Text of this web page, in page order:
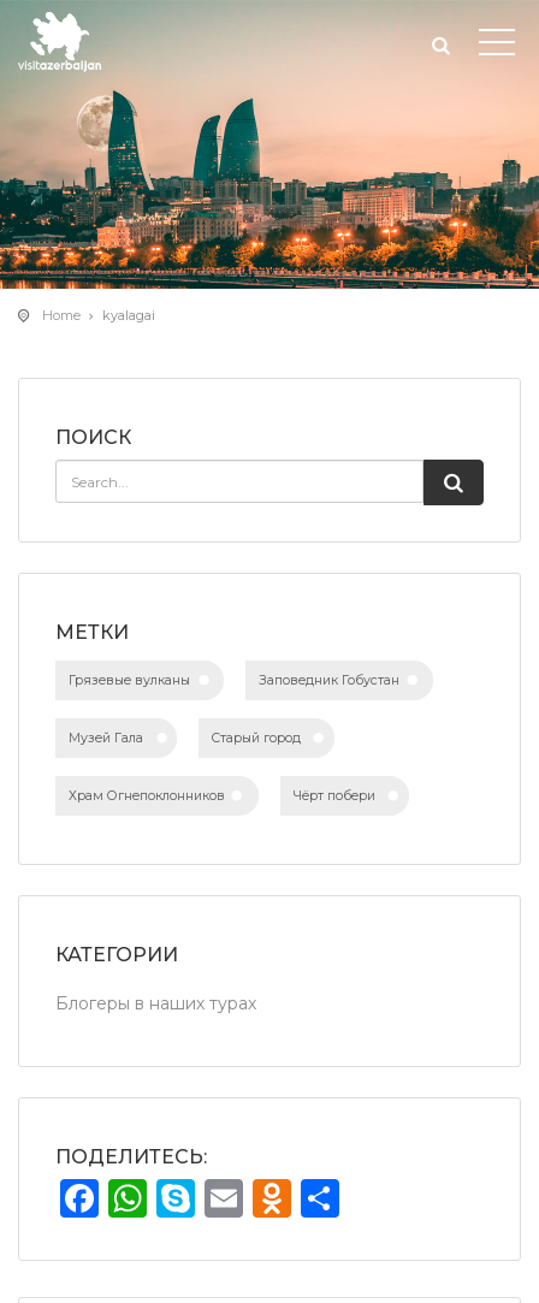
Home kyalagai
ПОИСК
МЕТКИ
Грязевые вулканы Заповедник Гобустан
Музей Гала Старый город
Храм Огнепоклонников Чёрт побери
КАТЕГОРИИ
Блогеры в наших турах
ПОДЕЛИТЕСЬ:
Facebook
WhatsApp
Skype
Email